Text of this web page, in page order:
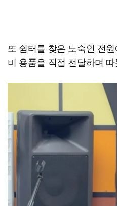
또 쉼터를 찾은 노숙인 전
비 용품을 직접 전달하며